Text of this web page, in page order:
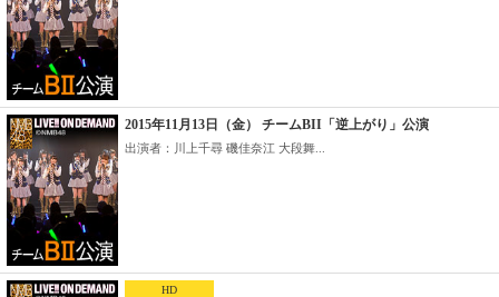
2015年11月13日（金） チームBII「逆上がり」公演
出演者：川上千尋 磯佳奈江 大段舞...
HD